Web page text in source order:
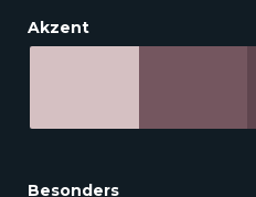
Akzent
Besonders